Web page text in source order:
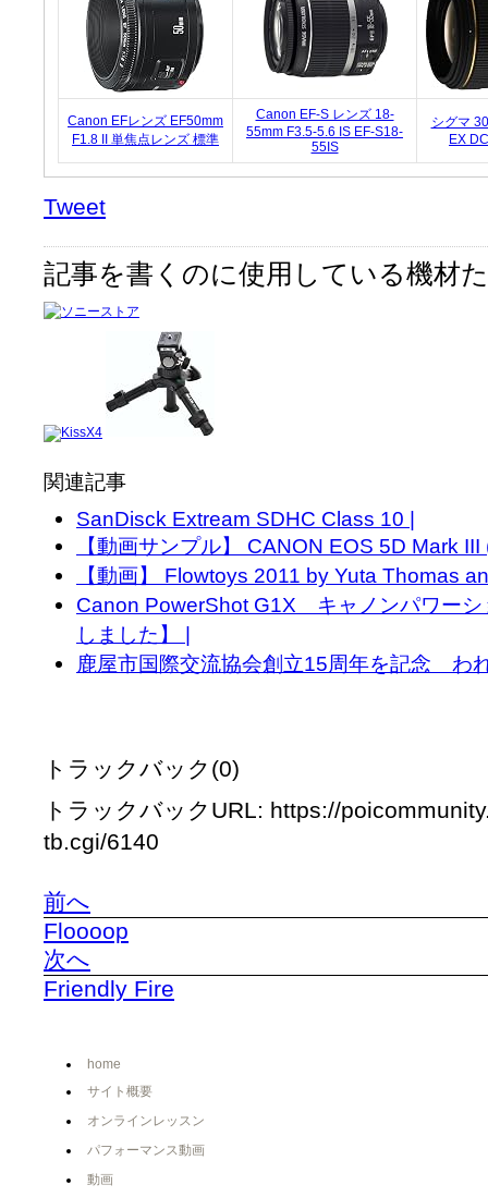
Canon EFレンズ EF50mm
F1.8 II 単焦点レンズ 標準
Canon EF-S レンズ 18-
55mm F3.5-5.6 IS EF-S18-
55IS
シグマ
EX
Tweet
記事を書くのに使用している機材
関連記事
SanDisck Extream SDHC Class 10 |
【動画サンプル】 CANON EOS 5D Mark
【動画】 Flowtoys 2011 by Yuta Thomas
Canon PowerShot G1X キャノンパワーシ
しました】 |
鹿屋市国際交流協会創立15周年を記念 わ
トラックバック(0)
トラックバックURL: https://
tb.cgi/6140
前へ
Floooop
次へ
Friendly Fire
home
サイト概要
オンラインレッスン
パフォーマンス動画
動画